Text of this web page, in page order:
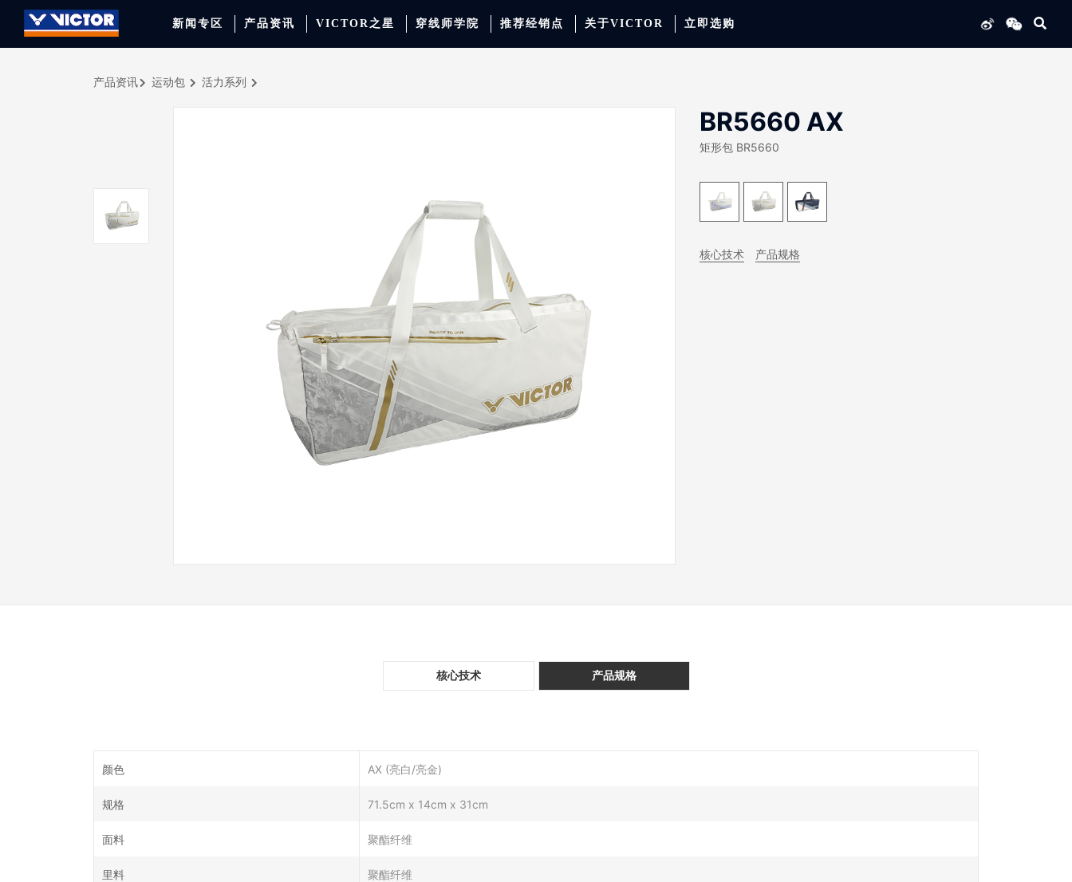
新闻专区 产品资讯 VICTOR之星 穿线师学院 推荐经销点 关于VICTOR 立即选购
品牌资讯 产品资讯
羽毛球拍 羽毛球鞋
签约球员 专业球队
穿线师档案 学院新闻
天猫旗舰店 京东旗舰店
产品资讯 运动包 活力系列
BR5660 AX
矩形包 BR5660
核心技术 产品规格
核心技术 产品规格
颜色 AX (亮白/亮金)
规格 71.5cm x 14cm x 31cm
面料 聚酯纤维
里料 聚酯纤维